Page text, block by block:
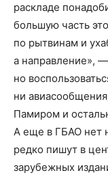
раскладе
большую часть
по рытвинам и
а направление»,
но
ни
Памиром и
А еще в ГБАО нет
редко пишут в
зарубежных